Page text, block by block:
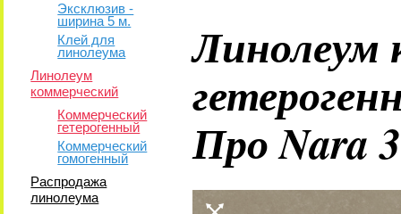
Эксклюзив -
ширина 5 м.
Клей для
линолеума
Линолеум
коммерческий
Коммерческий
гетерогенный
Коммерческий
гомогенный
Распродажа
линолеума
Линолеум
Про Nara